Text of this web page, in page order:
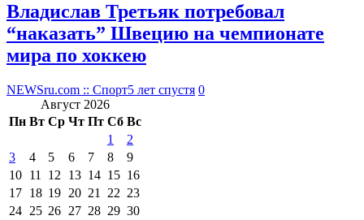
Владислав Третьяк потребовал
“наказать” Швецию на чемпионате
мира по хоккею
NEWSru.com :: Спорт5 лет спустя 0
Август 2026
Пн Вт Ср Чт Пт Сб Вс
1
2
3
4 5 6 7 8
9
10 11 12 13 14 15 16
17 18 19 20 21 22 23
24 25 26 27 28 29 30